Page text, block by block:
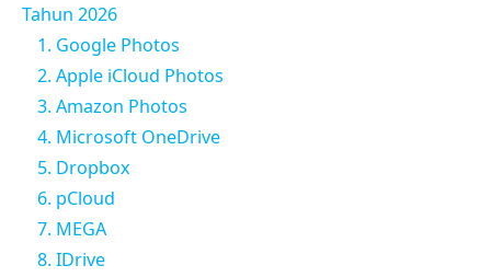
Tahun 2026
1. Google Photos
2. Apple iCloud Photos
3. Amazon Photos
4. Microsoft OneDrive
5. Dropbox
6. pCloud
7. MEGA
8. IDrive